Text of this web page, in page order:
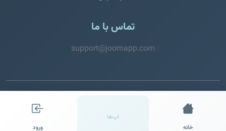
تماس با ما
support@joomapp.com
© 2026 JoomApp. تمامی حقوق محفوظ است.
خانه
اپ‌ها
ورود